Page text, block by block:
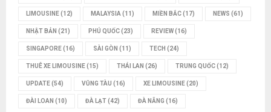
LIMOUSINE(12) MALAYSIA (11) MIỀN BẮC(17) NEWS (61)
NHẬT BẢN (21) PHÚ QUỐC(23) REVIEW(16)
SINGAPORE(16) SÀI GÒN (11) TECH (24)
THUÊ XE LIMOUSINE(15) THÁI LAN (26) TRUNG QUỐC(12)
UPDATE(54) VŨNG TÀU (16) XE LIMOUSINE(20)
ĐÀI LOAN (10) ĐÀ LẠT(42) ĐÀ NẴNG (16)